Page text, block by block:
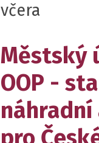
včera
Městský
OOP -